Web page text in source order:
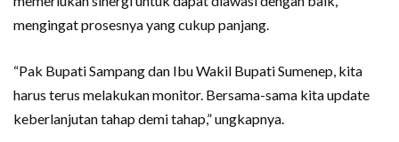
mengingat prosesnya yang cukup panjang.
“Pak Bupati Sampang dan Ibu Wakil Bupati Sumenep, kita
harus terus melakukan monitor. Bersama-sama kita update
keberlanjutan tahap demi tahap,” ungkapnya.